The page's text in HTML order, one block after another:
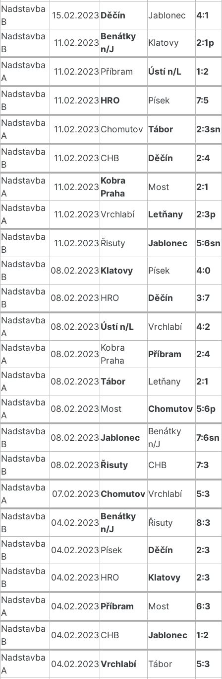
Nadstavba
B
15.02.2023 Děčín Jablonec
4:1
Nadstavba
B
11.02.2023
Benátky
n/J
Klatovy 2:1p
Nadstavba
A
11.02.2023 Příbram Ústí n/L 1:2
Nadstavba
B
11.02.2023 HRO Písek 7:5
Nadstavba
A
11.02.2023 Chomutov Tábor 2:3sn
Nadstavba
B
11.02.2023 CHB Děčín 2:4
Nadstavba
A
11.02.2023
Kobra
Praha
Most
2:1
Nadstavba
A
11.02.2023Vrchlabí Letňany 2:3p
Nadstavba
B
11.02.2023 Řisuty Jablonec
5:6sn
Nadstavba
B
08.02.2023 Klatovy Písek
4:0
Nadstavba
B
08.02.2023 HRO Děčín 3:7
Nadstavba
A
08.02.2023 Ústí n/L Vrchlabí
4:2
Nadstavba
A
08.02.2023
Kobra
Praha
Příbram
2:4
Nadstavba
A
08.02.2023Tábor Letňany
2:1
Nadstavba
A
08.02.2023 Most Chomutov 5:6p
Nadstavba
B
08.02.2023Jablonec
Benátky
n/J
7:6sn
Nadstavba
B
08.02.2023 Řisuty CHB 7:3
Nadstavba
A
07.02.2023 Chomutov Vrchlabí 5:3
Nadstavba
B
04.02.2023
Benátky
n/J
Řisuty
8:3
Nadstavba
B
04.02.2023 Písek Děčín
2:3
Nadstavba
B
04.02.2023 HRO Klatovy 2:3
Nadstavba
A
04.02.2023 Příbram Most 6:3
Nadstavba
B
04.02.2023 CHB Jablonec 1:2
Nadstavba
A
04.02.2023Vrchlabí Tábor
5:3